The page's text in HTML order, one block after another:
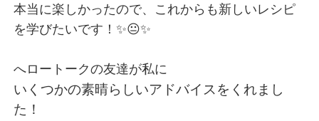
Indonesia
English 简体中文
繁體中文
本当に楽しかったので、これからも新しいレシピ
を学びたいです！✨😐✨
へロートークの友達が私に
いくつかの素晴らしいアドバイスをくれまし
た！